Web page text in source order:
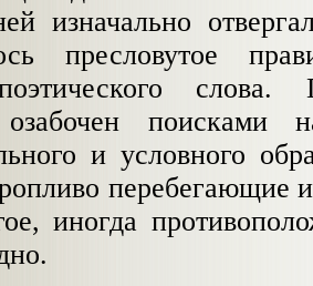
изначально отверга
пресловутое
слова.
поисками
и условного
перебегающие
иногда